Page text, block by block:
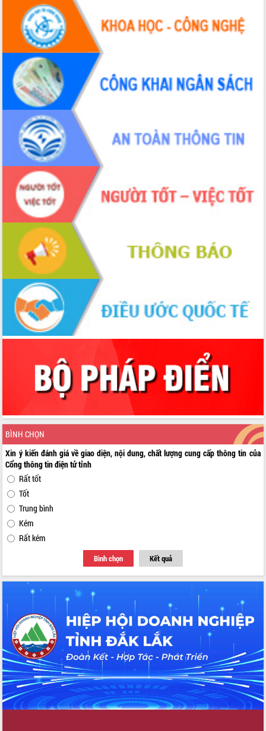
BÌNH CHỌN
Xin ý kiến đánh giá về giao diện, nội dung, chất lượng cung cấp thông tin của
Cổng thông tin điện tử tỉnh
Rất tốt
Tốt
Trung bình
Kém
Rất kém
Bình chọn Kết quả